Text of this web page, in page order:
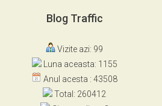
Blog Traffic
Vizite azi: 99
Luna aceasta: 1155
Anul acesta : 43508
Total: 260412